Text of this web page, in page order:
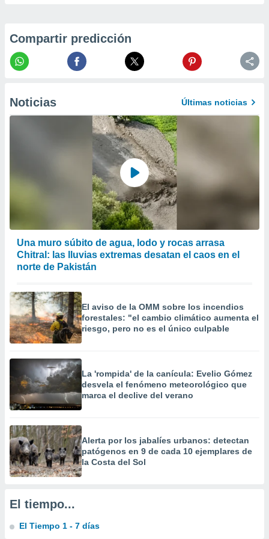
en
perfiles
utilizar
crear un
uso de
la
contenido
medir el
el
o a través
de
de
de
Compartir predicción
Noticias Últimas noticias
Una muro súbito de agua, lodo y rocas arrasa
Chitral: las lluvias extremas desatan el caos en el
norte de Pakistán
El aviso de la OMM sobre los incendios
forestales: "el cambio climático aumenta el
riesgo, pero no es el único culpable
La 'rompida' de la canícula: Evelio Gómez
desvela el fenómeno meteorológico que
marca el declive del verano
Alerta por los jabalíes urbanos: detectan
patógenos en 9 de cada 10 ejemplares de
la Costa del Sol
El tiempo...
El Tiempo 1 - 7 días